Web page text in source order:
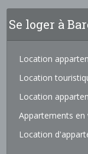
Se loger à
Location
Location
Location
Appartements en
Location